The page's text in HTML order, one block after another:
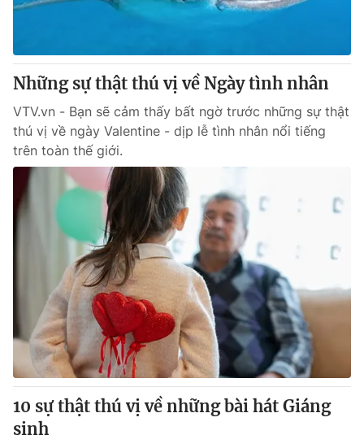
Thế giới đó đây
Thị trường
Góc doanh nghiệp
Truyền hình
Phim VTV
Hậu trường
Nhân vật
Khán giả
Giải sao mai
Giải trí
Điện ảnh
Âm nhạc
Đời sống
Du lịch
Chất lượng cuộc sống
Giáo dục
Tuyển sinh
Học trực tuyến
Công nghệ
Hitech Công nghệ tương lai
Sản phẩm
Thị trường
Tư vấn
Giao lưu trực tuyến
Lịch phát sóng
Chuyên mục khác
Những sự thật thú vị về Ngày tình nhân
VTV.vn - Bạn sẽ cảm thấy bất ngờ trước những sự thật
thú vị về ngày Valentine - dịp lễ tình nhân nổi tiếng
trên toàn thế giới.
10 sự thật thú vị về những bài hát Giáng
sinh